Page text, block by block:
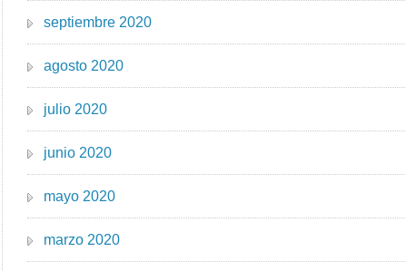
septiembre 2020
agosto 2020
julio 2020
junio 2020
mayo 2020
marzo 2020